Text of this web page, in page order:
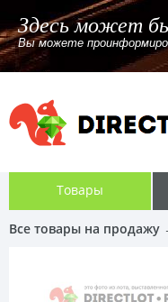
канале. Указав ссылку
Товары
Все товары на продажу